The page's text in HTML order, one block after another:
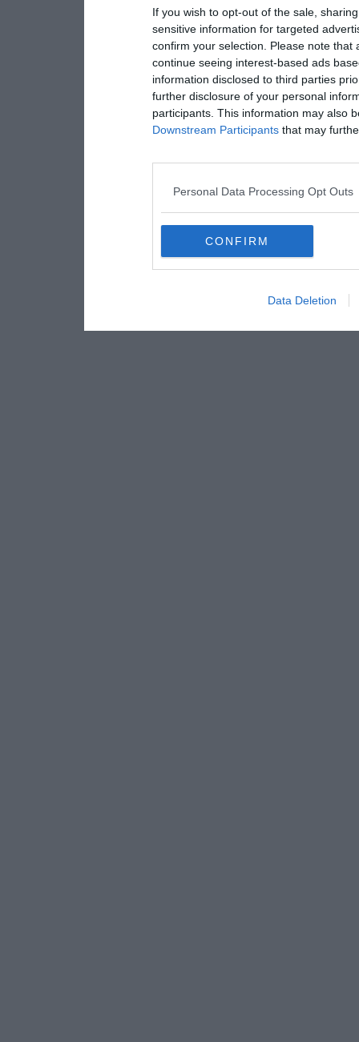
If you wish to opt-out of the sale,
sensitive information for targeted
confirm your selection. Please note
continue seeing interest-based ads
information disclosed to third parties
further disclosure of your personal
participants. This information may also
Downstream Participants that may
Personal Data Processing Opt Outs
CONFIRM
Data Deletion